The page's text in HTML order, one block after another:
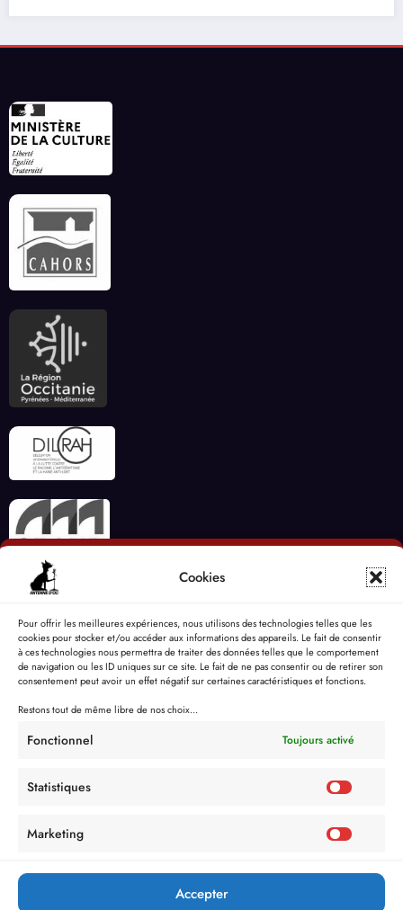
Cookies
Pour offrir les meilleures expériences, nous utilisons des technologies telles que les
cookies pour stocker et/ou accéder aux informations des appareils. Le fait de consentir
à ces technologies nous permettra de traiter des données telles que le comportement
de navigation ou les ID uniques sur ce site. Le fait de ne pas consentir ou de retirer son
consentement peut avoir un effet négatif sur certaines caractéristiques et fonctions.
Restons tout de même libre de nos choix...
Fonctionnel Toujours activé
Statistiques
Marketing
Accepter